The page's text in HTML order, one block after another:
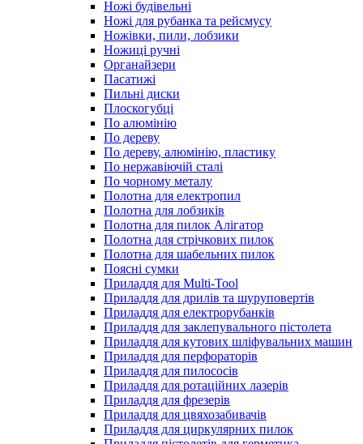
Ножі будівельні
Ножі для рубанка та рейсмусу
Ножівки, пили, лобзики
Ножиці ручні
Органайзери
Пасатижі
Пильні диски
Плоскогубці
По алюмінію
По дереву
По дереву, алюмінію, пластику
По нержавіючій сталі
По чорному металу
Полотна для електропил
Полотна для лобзиків
Полотна для пилок Алігатор
Полотна для стрічкових пилок
Полотна для шабельних пилок
Поясні сумки
Приладдя для Multi-Tool
Приладдя для дрилів та шуруповертів
Приладдя для електрорубанків
Приладдя для заклепувального пістолета
Приладдя для кутових шліфувальних машин
Приладдя для перфораторів
Приладдя для пилососів
Приладдя для ротаційних лазерів
Приладдя для фрезерів
Приладдя для цвяхозабивачів
Приладдя для циркулярних пилок